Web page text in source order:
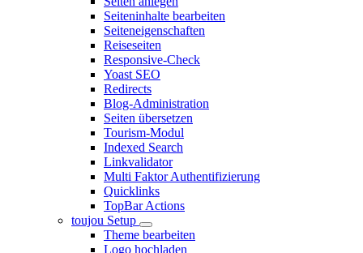
Seiteninhalte bearbeiten
Seiteneigenschaften
Reiseseiten
Responsive-Check
Yoast SEO
Redirects
Blog-Administration
Seiten übersetzen
Tourism-Modul
Indexed Search
Linkvalidator
Multi Faktor Authentifizierung
Quicklinks
TopBar Actions
toujou Setup
Theme bearbeiten
Logo hochladen